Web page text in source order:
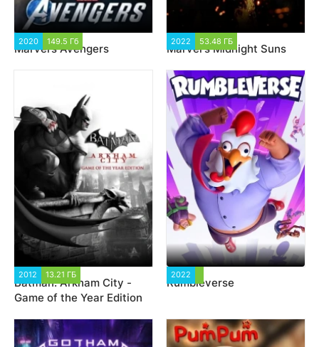
2020 149.5 Гб
Marvel’s Avengers
2022 53.48 ГБ
Marvel's Midnight Suns
2012 13.21 ГБ
Batman: Arkham City -
Game of the Year Edition
2022
Rumbleverse